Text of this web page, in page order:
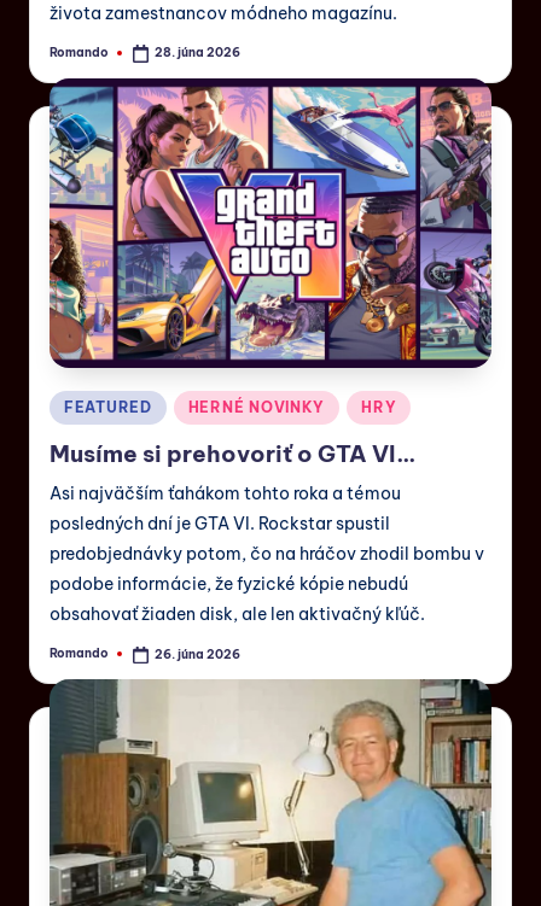
života zamestnancov módneho magazínu.
Romando 28. júna 2026
FEATURED HERNÉ NOVINKY HRY
Musíme si prehovoriť o GTA VI…
Asi najväčším ťahákom tohto roka a témou
posledných dní je GTA VI. Rockstar spustil
predobjednávky potom, čo na hráčov zhodil bombu v
podobe informácie, že fyzické kópie nebudú
obsahovať žiaden disk, ale len aktivačný kľúč.
Romando 26. júna 2026